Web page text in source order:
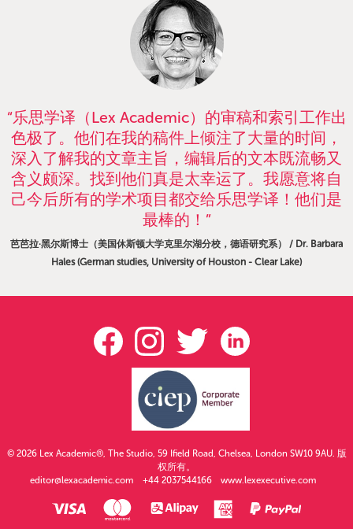
“乐思学译（Lex Academic）的审稿和索引工作出
色极了。他们在我的稿件上倾注了大量的时间，
深入了解我的文章主旨，编辑后的文本既流畅又
含义颇深。找到他们真是太幸运了。我愿意将自
己今后所有的学术项目都交给乐思学译！他们是
最棒的！”
芭芭拉·黑尔斯博士（美国休斯顿大学克里尔湖分校，德语研究系） / Dr. Barbara
Hales (German studies, University of Houston - Clear Lake)
© 2026 Lex Academic®, The Studio, 59 Ifield Road, Chelsea, London SW10 9AU. 版
权所有。
editor@lexacademic.com
+44 2037544166 www.lexexecutive.com